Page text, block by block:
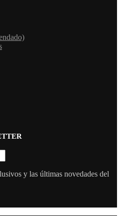
y las últimas novedades del